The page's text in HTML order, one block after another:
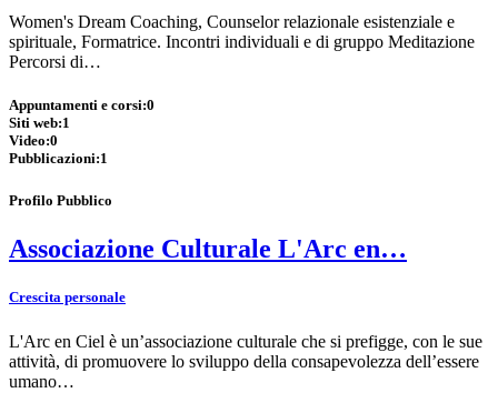
Women's Dream Coaching, Counselor relazionale esistenziale e
spirituale, Formatrice. Incontri individuali e di gruppo Meditazione
Percorsi di…
Appuntamenti e corsi:0
Siti web:1
Video:0
Pubblicazioni:1
Profilo Pubblico
Associazione Culturale L'Arc en…
Crescita personale
L'Arc en Ciel è un’associazione culturale che si prefigge, con le sue
attività, di promuovere lo sviluppo della consapevolezza dell’essere
umano…